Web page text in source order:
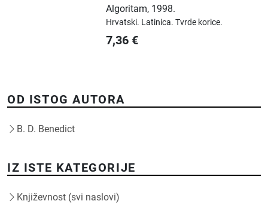
Algoritam, 1998.
Hrvatski. Latinica.Tvrde korice.
7,36 €
OD ISTOG AUTORA
B. D. Benedict
IZ ISTE KATEGORIJE
Književnost (svi naslovi)